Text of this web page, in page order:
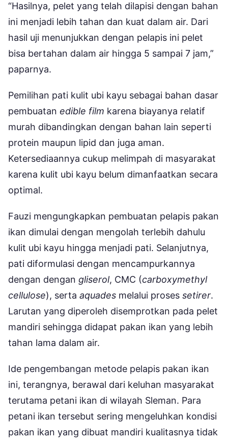
“Hasilnya, pelet yang telah dilapisi dengan bahan
ini menjadi lebih tahan dan kuat dalam air. Dari
hasil uji menunjukkan dengan pelapis ini pelet
bisa bertahan dalam air hingga 5 sampai 7 jam,”
paparnya.
Pemilihan pati kulit ubi kayu sebagai bahan dasar
pembuatan edible film karena biayanya relatif
murah dibandingkan dengan bahan lain seperti
protein maupun lipid dan juga aman.
Ketersediaannya cukup melimpah di masyarakat
karena kulit ubi kayu belum dimanfaatkan secara
optimal.
Fauzi mengungkapkan pembuatan pelapis pakan
ikan dimulai dengan mengolah terlebih dahulu
kulit ubi kayu hingga menjadi pati. Selanjutnya,
pati diformulasi dengan mencampurkannya
dengan dengan gliserol, CMC (carboxymethyl
cellulose), serta aquades melalui proses setirer.
Larutan yang diperoleh disemprotkan pada pelet
mandiri sehingga didapat pakan ikan yang lebih
tahan lama dalam air.
Ide pengembangan metode pelapis pakan ikan
ini, terangnya, berawal dari keluhan masyarakat
terutama petani ikan di wilayah Sleman. Para
petani ikan tersebut sering mengeluhkan kondisi
pakan ikan yang dibuat mandiri kualitasnya tidak